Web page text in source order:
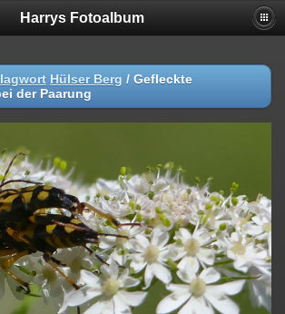
Harrys Fotoalbum
Hülser Berg / Gefleckte
der Paarung